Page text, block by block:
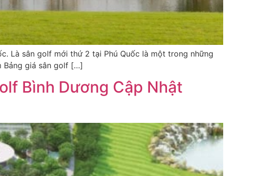
Là sân golf mới thứ 2 tại Phú Quốc là một trong những
Bảng giá sân golf […]
Bình Dương Cập Nhật